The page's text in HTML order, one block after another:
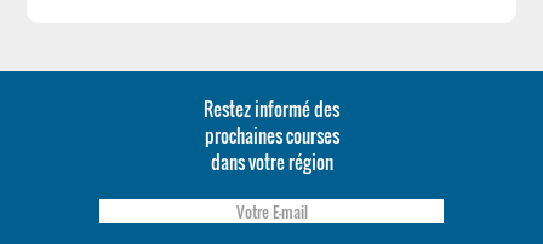
Restez informé des
prochaines courses
dans votre région